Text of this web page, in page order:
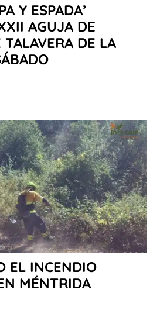
Y ESPADA’
AGUJA DE
TALAVERA DE LA
EL INCENDIO
MÉNTRIDA